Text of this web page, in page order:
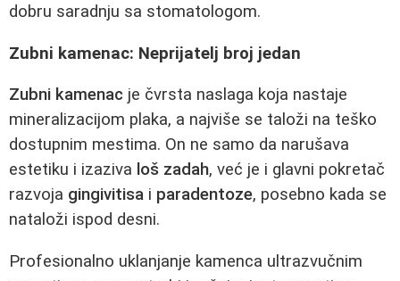
dobru saradnju sa stomatologom.
Zubni kamenac: Neprijatelj broj jedan
Zubni kamenac je čvrsta naslaga koja nastaje
mineralizacijom plaka, a najviše se taloži na teško
dostupnim mestima. On ne samo da narušava
estetiku i izaziva loš zadah, već je i glavni pokretač
razvoja gingivitisa i paradentoze, posebno kada se
nataloži ispod desni.
Profesionalno uklanjanje kamenca ultrazvučnim